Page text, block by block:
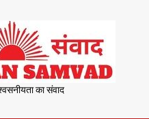
का संवाद